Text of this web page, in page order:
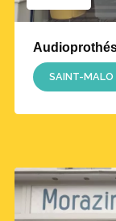
SAINT-MALO